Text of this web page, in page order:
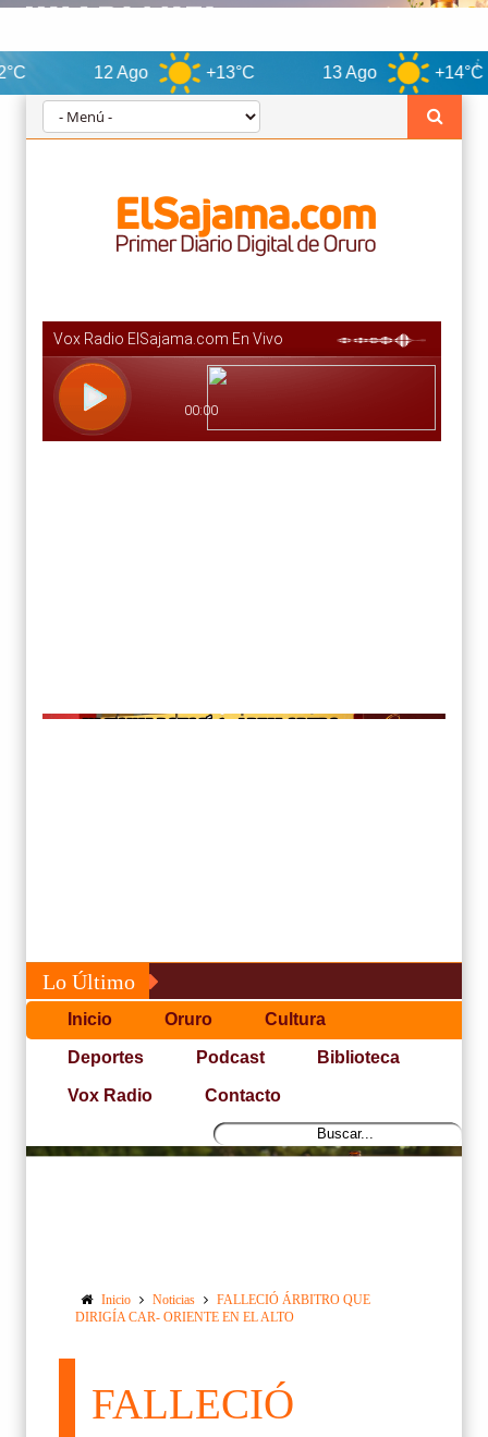
12 Ago +13°C 13 Ago +14°C
Lo Último
Inicio Oruro Cultura
Deportes Podcast Biblioteca
Vox Radio Contacto
Inicio Noticias
FALLECIÓ ÁRBITRO QUE
DIRIGÍA CAR- ORIENTE EN EL ALTO
FALLECIÓ